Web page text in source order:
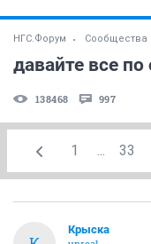
НГС.Форум Сообщества
138468 997
1 ... 33
Крыска